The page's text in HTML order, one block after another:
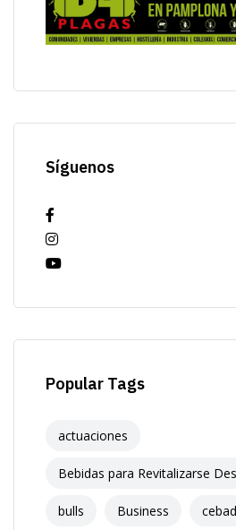
Síguenos
Popular Tags
actuaciones
Bebidas para Revitalizarse
bulls Business